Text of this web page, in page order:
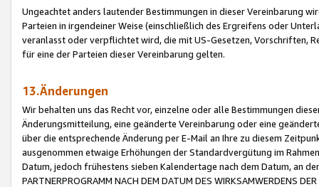
Ungeachtet anders lautender Bestimmungen in dieser Vereinbarung
Parteien in irgendeiner Weise (einschließlich des Ergreifens oder
veranlasst oder verpflichtet wird, die mit US-Gesetzen, Vorschriften,
für eine der Parteien dieser Vereinbarung gelten.
13.Änderungen
Wir behalten uns das Recht vor, einzelne oder alle Bestimmungen
Änderungsmitteilung, eine geänderte Vereinbarung oder eine
über die entsprechende Änderung per E-Mail an Ihre zu diesem
ausgenommen etwaige Erhöhungen der Standardvergütung im
Datum, jedoch frühestens sieben Kalendertage nach dem Datum, an
PARTNERPROGRAMM NACH DEM DATUM DES WIRKSAMWERDENS